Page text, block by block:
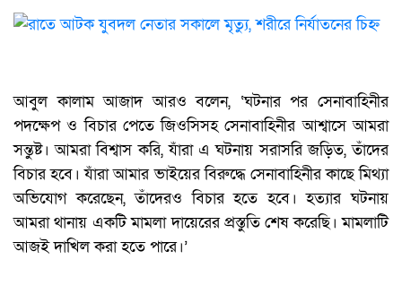
আবুল কালাম আজাদ আরও বলেন, ‘ঘটনার পর সেনাবাহিনীর
পদক্ষেপ ও বিচার পেতে জিওসিসহ সেনাবাহিনীর আশ্বাসে আমরা
সন্তুষ্ট। আমরা বিশ্বাস করি, যাঁরা এ ঘটনায় সরাসরি জড়িত, তাঁদের
বিচার হবে। যাঁরা আমার ভাইয়ের বিরুদ্ধে সেনাবাহিনীর কাছে মিথ্যা
অভিযোগ করেছেন, তাঁদেরও বিচার হতে হবে। হত্যার ঘটনায়
আমরা থানায় একটি মামলা দায়েরের প্রস্তুতি শেষ করেছি। মামলাটি
আজই দাখিল করা হতে পারে।’